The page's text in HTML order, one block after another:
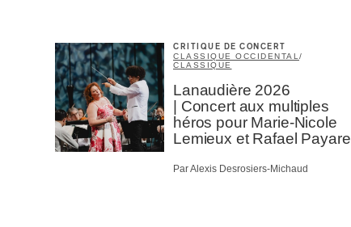
CRITIQUE DE CONCERT
CLASSIQUE OCCIDENTAL /
CLASSIQUE
Lanaudière 2026
| Concert aux multiples
héros pour Marie-Nicole
Lemieux et Rafael Payare
Par Alexis Desrosiers-Michaud